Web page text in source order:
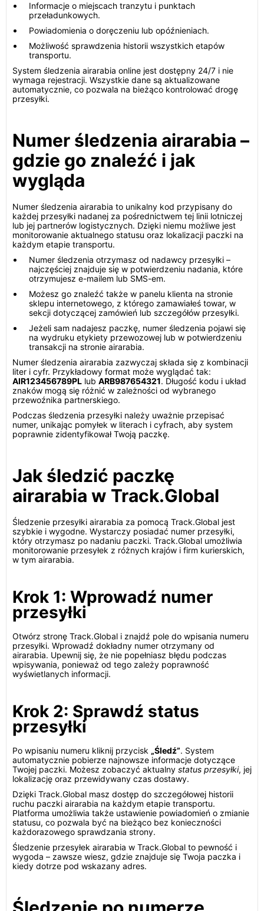
Informacje o miejscach tranzytu i punktach
przeładunkowych.
Powiadomienia o doręczeniu lub opóźnieniach.
Możliwość sprawdzenia historii wszystkich etapów
transportu.
System śledzenia airarabia online jest dostępny 24/7 i nie
wymaga rejestracji. Wszystkie dane są aktualizowane
automatycznie, co pozwala na bieżąco kontrolować drogę
przesyłki.
Numer śledzenia airarabia –
gdzie go znaleźć i jak
wygląda
Numer śledzenia airarabia to unikalny kod przypisany do
każdej przesyłki nadanej za pośrednictwem tej linii lotniczej
lub jej partnerów logistycznych. Dzięki niemu możliwe jest
monitorowanie aktualnego statusu oraz lokalizacji paczki na
każdym etapie transportu.
Numer śledzenia otrzymasz od nadawcy przesyłki –
najczęściej znajduje się w potwierdzeniu nadania, które
otrzymujesz e-mailem lub SMS-em.
Możesz go znaleźć także w panelu klienta na stronie
sklepu internetowego, z którego zamawiałeś towar, w
sekcji dotyczącej zamówień lub szczegółów przesyłki.
Jeżeli sam nadajesz paczkę, numer śledzenia pojawi się
na wydruku etykiety przewozowej lub w potwierdzeniu
transakcji na stronie airarabia.
Numer śledzenia airarabia zazwyczaj składa się z kombinacji
liter i cyfr. Przykładowy format może wyglądać tak:
AIR123456789PL lub ARB987654321. Długość kodu i układ
znaków mogą się różnić w zależności od wybranego
przewoźnika partnerskiego.
Podczas śledzenia przesyłki należy uważnie przepisać
numer, unikając pomyłek w literach i cyfrach, aby system
poprawnie zidentyfikował Twoją paczkę.
Jak śledzić paczkę
airarabia w Track.Global
Śledzenie przesyłki airarabia za pomocą Track.Global jest
szybkie i wygodne. Wystarczy posiadać numer przesyłki,
który otrzymasz po nadaniu paczki. Track.Global umożliwia
monitorowanie przesyłek z różnych krajów i firm kurierskich,
w tym airarabia.
Krok 1: Wprowadź numer
przesyłki
Otwórz stronę Track.Global i znajdź pole do wpisania numeru
przesyłki. Wprowadź dokładny numer otrzymany od
airarabia. Upewnij się, że nie popełniasz błędu podczas
wpisywania, ponieważ od tego zależy poprawność
wyświetlanych informacji.
Krok 2: Sprawdź status
przesyłki
Po wpisaniu numeru kliknij przycisk „Śledź”. System
automatycznie pobierze najnowsze informacje dotyczące
Twojej paczki. Możesz zobaczyć aktualny status przesyłki, jej
lokalizację oraz przewidywany czas dostawy.
Dzięki Track.Global masz dostęp do szczegółowej historii
ruchu paczki airarabia na każdym etapie transportu.
Platforma umożliwia także ustawienie powiadomień o zmianie
statusu, co pozwala być na bieżąco bez konieczności
każdorazowego sprawdzania strony.
Śledzenie przesyłek airarabia w Track.Global to pewność i
wygoda – zawsze wiesz, gdzie znajduje się Twoja paczka i
kiedy dotrze pod wskazany adres.